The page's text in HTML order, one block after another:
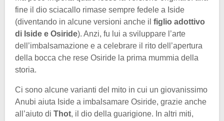
fine il dio sciacallo rimase sempre fedele a Iside
(diventando in alcune versioni anche il figlio adottivo
di Iside e Osiride). Anzi, fu lui a sviluppare l’arte
dell’imbalsamazione e a celebrare il rito dell’apertura
della bocca che rese Osiride la prima mummia della
storia.
Ci sono alcune varianti del mito in cui un giovanissimo
Anubi aiuta Iside a imbalsamare Osiride, grazie anche
all’aiuto di Thot, il dio della guarigione. In altri miti,